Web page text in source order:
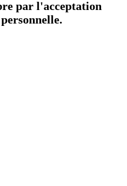
par l'acceptation